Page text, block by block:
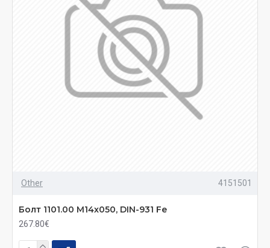
Other 4151501
Болт 1101.00 M14x050, DIN-931 Fe
267.80€